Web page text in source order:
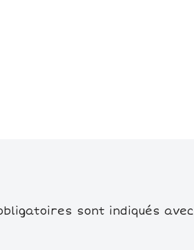
sont indiqués avec